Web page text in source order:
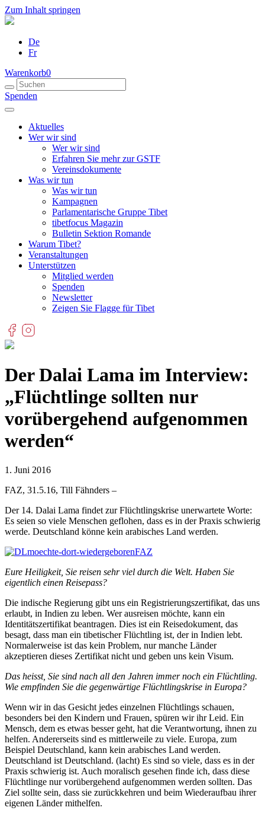
Zum Inhalt springen
De
Fr
Warenkorb0
Spenden
Aktuelles
Wer wir sind
Wer wir sind
Erfahren Sie mehr zur GSTF
Vereinsdokumente
Was wir tun
Was wir tun
Kampagnen
Parlamentarische Gruppe Tibet
tibetfocus Magazin
Bulletin Sektion Romande
Warum Tibet?
Veranstaltungen
Unterstützen
Mitglied werden
Spenden
Newsletter
Zeigen Sie Flagge für Tibet
Der Dalai Lama im Interview:
„Flüchtlinge sollten nur
vorübergehend aufgenommen
werden“
1. Juni 2016
FAZ, 31.5.16, Till Fähnders –
Der 14. Dalai Lama findet zur Flüchtlingskrise unerwartete Worte:
Es seien so viele Menschen geflohen, dass es in der Praxis schwierig
werde. Deutschland könne kein arabisches Land werden.
Eure Heiligkeit, Sie reisen sehr viel durch die Welt. Haben Sie
eigentlich einen Reisepass?
Die indische Regierung gibt uns ein Registrierungszertifikat, das uns
erlaubt, in Indien zu leben. Wer ausreisen möchte, kann ein
Identitätszertifikat beantragen. Dies ist ein Reisedokument, das
besagt, dass man ein tibetischer Flüchtling ist, der in Indien lebt.
Normalerweise ist das kein Problem, nur manche Länder
akzeptieren dieses Zertifikat nicht und geben uns kein Visum.
Das heisst, Sie sind nach all den Jahren immer noch ein Flüchtling.
Wie empfinden Sie die gegenwärtige Flüchtlingskrise in Europa?
Wenn wir in das Gesicht jedes einzelnen Flüchtlings schauen,
besonders bei den Kindern und Frauen, spüren wir ihr Leid. Ein
Mensch, dem es etwas besser geht, hat die Verantwortung, ihnen zu
helfen. Andererseits sind es mittlerweile zu viele. Europa, zum
Beispiel Deutschland, kann kein arabisches Land werden.
Deutschland ist Deutschland. (lacht) Es sind so viele, dass es in der
Praxis schwierig ist. Auch moralisch gesehen finde ich, dass diese
Flüchtlinge nur vorübergehend aufgenommen werden sollten. Das
Ziel sollte sein, dass sie zurückkehren und beim Wiederaufbau ihrer
eigenen Länder mithelfen.